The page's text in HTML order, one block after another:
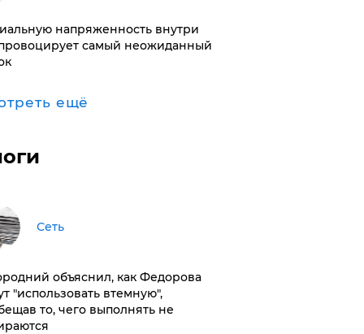
напряженность внутри
самый неожиданный
ещё
Сеть
объяснил, как Федорова
"использовать втемную",
то, чего выполнять не